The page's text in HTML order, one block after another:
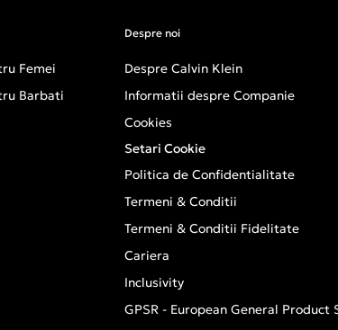
Femei
Barbati
Despre noi
Despre Calvin Klein
Informatii despre Companie
Cookies
Setari Cookie
Politica de Confidentialitate
Termeni & Conditii
Termeni & Conditii Fidelitate
Cariera
Inclusivity
GPSR - European General Product